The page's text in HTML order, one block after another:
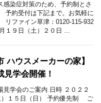
感染症対策のため、予約制とさ
予約受付は下記まで。お気軽に
リファイン草津：0120-115-932
１９日（土）２０日 ...
ハウスメーカーの家】
見学会開催！
見学会のご案内 日時 ２０２２
１５日（日） 予約優先制 ご